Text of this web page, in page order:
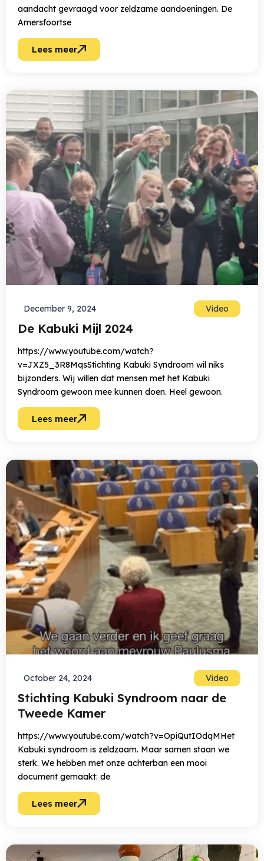
aandacht gevraagd voor zeldzame aandoeningen. De
Amersfoortse
Lees meer
December 9, 2024 Video
De Kabuki Mijl 2024
https://www.youtube.com/watch?
v=JXZ5_3R8MqsStichting Kabuki Syndroom wil niks
bijzonders. Wij willen dat mensen met het Kabuki
Syndroom gewoon mee kunnen doen. Heel gewoon.
Lees meer
October 24, 2024 Video
Stichting Kabuki Syndroom naar de
Tweede Kamer
https://www.youtube.com/watch?v=OpiQutIOdqMHet
Kabuki syndroom is zeldzaam. Maar samen staan we
sterk. We hebben met onze achterban een mooi
document gemaakt: de
Lees meer